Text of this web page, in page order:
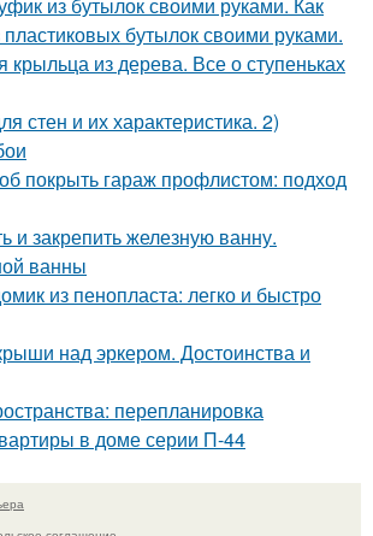
бутылок своими руками.
крыльца из дерева. Все о ступеньках
стен и их характеристика. 2)
покрыть гараж профлистом: подход
и закрепить железную ванну.
ванны
из пенопласта: легко и быстро
над эркером. Достоинства и
перепланировка
в доме серии П-44